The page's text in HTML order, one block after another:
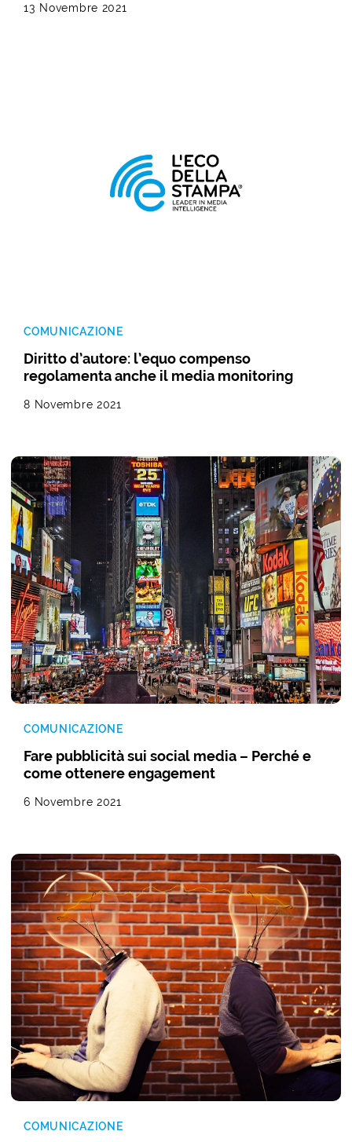
13 Novembre 2021
COMUNICAZIONE
Diritto d’autore: l’equo compenso
regolamenta anche il media monitoring
8 Novembre 2021
COMUNICAZIONE
Fare pubblicità sui social media – Perché e
come ottenere engagement
6 Novembre 2021
COMUNICAZIONE